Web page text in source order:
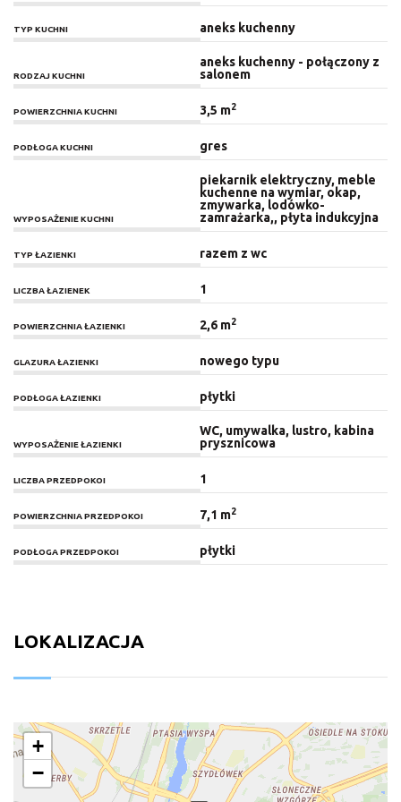
TYP KUCHNI aneks kuchenny
RODZAJ KUCHNI
aneks kuchenny - połączony z
salonem
POWIERZCHNIA KUCHNI 3,5 m2
PODŁOGA KUCHNI gres
WYPOSAŻENIE KUCHNI
piekarnik elektryczny, meble
kuchenne na wymiar, okap,
zmywarka, lodówko-
zamrażarka,, płyta indukcyjna
TYP ŁAZIENKI razem z wc
LICZBA ŁAZIENEK 1
POWIERZCHNIA ŁAZIENKI 2,6 m2
GLAZURA ŁAZIENKI nowego typu
PODŁOGA ŁAZIENKI płytki
WYPOSAŻENIE ŁAZIENKI
WC, umywalka, lustro, kabina
prysznicowa
LICZBA PRZEDPOKOI 1
POWIERZCHNIA PRZEDPOKOI 7,1 m2
PODŁOGA PRZEDPOKOI płytki
LOKALIZACJA
+
−